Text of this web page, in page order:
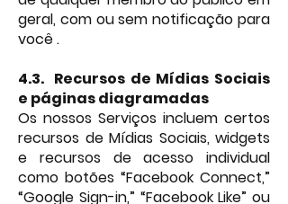
geral, com ou sem notificação para
você .
4.3. Recursos de Mídias Sociais
e páginas diagramadas
Os nossos Serviços incluem certos
recursos de Mídias Sociais, widgets
e recursos de acesso individual
como botões “Facebook Connect,”
“Google Sign-in,” “Facebook Like” ou